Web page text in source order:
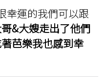
幸運的我們可以跟
&大嫂走出了他們
芭樂我也感到幸